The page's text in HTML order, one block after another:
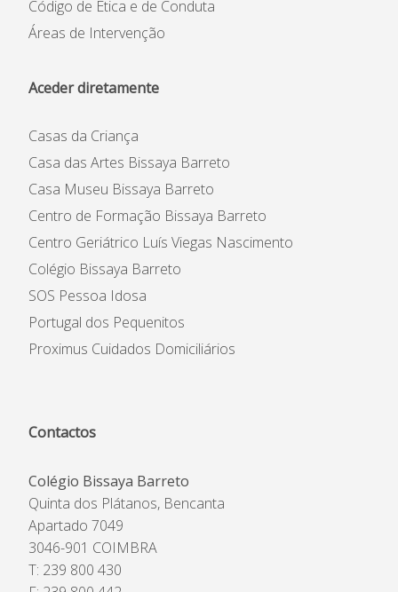
Código de Ética e de Conduta
Áreas de Intervenção
Aceder diretamente
Casas da Criança
Casa das Artes Bissaya Barreto
Casa Museu Bissaya Barreto
Centro de Formação Bissaya Barreto
Centro Geriátrico Luís Viegas Nascimento
Colégio Bissaya Barreto
SOS Pessoa Idosa
Portugal dos Pequenitos
Proximus Cuidados Domiciliários
Contactos
Colégio Bissaya Barreto
Quinta dos Plátanos, Bencanta
Apartado 7049
3046-901 COIMBRA
T: 239 800 430